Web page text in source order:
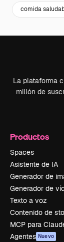
comida
La plataforma
millón de
Productos
Spaces
Asistente de IA
Generador de
Generador de
Texto a voz
Contenido de
MCP para
Agentes Nuevo